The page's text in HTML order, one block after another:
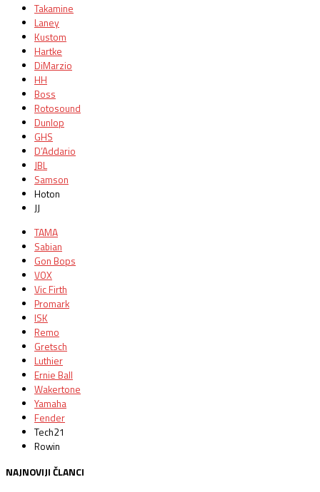
Takamine
Laney
Kustom
Hartke
DiMarzio
HH
Boss
Rotosound
Dunlop
GHS
D’Addario
JBL
Samson
Hoton
JJ
TAMA
Sabian
Gon Bops
VOX
Vic Firth
Promark
ISK
Remo
Gretsch
Luthier
Ernie Ball
Wakertone
Yamaha
Fender
Tech21
Rowin
NAJNOVIJI ČLANCI